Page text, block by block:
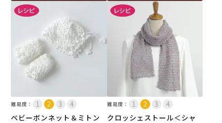
難易度：
ベビーボンネット＆ミトン
難易度：
クロッシェストール＜シャ